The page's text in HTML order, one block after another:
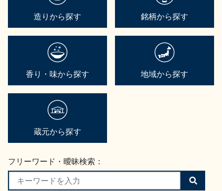
造りから探す 銘柄から探す
香り・味から探す 地域から探す
蔵元から探す
フリーワード・曖昧検索：
検